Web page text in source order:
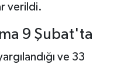
verildi.
9 Şubat'ta
ve 33